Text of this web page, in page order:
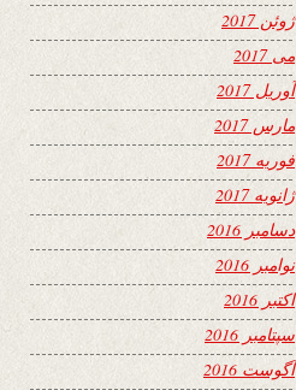
ژوئن 2017
می 2017
آوریل 2017
مارس 2017
فوریه 2017
ژانویه 2017
دسامبر 2016
نوامبر 2016
اکتبر 2016
سپتامبر 2016
آگوست 2016